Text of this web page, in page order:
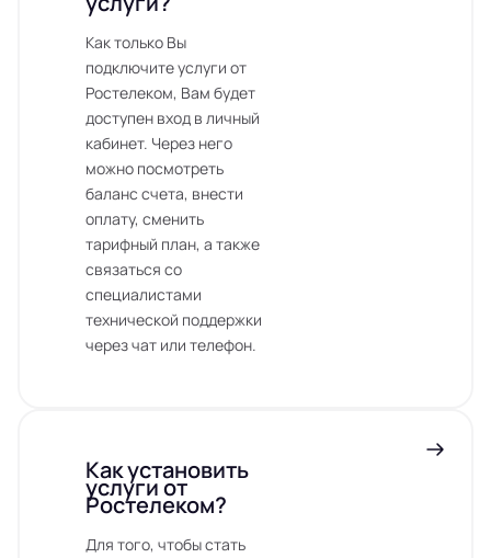
Как только Вы
подключите услуги от
Ростелеком, Вам будет
доступен вход в личный
кабинет. Через него
можно посмотреть
баланс счета, внести
оплату, сменить
тарифный план, а также
связаться со
специалистами
технической поддержки
через чат или телефон.
Как установить
услуги от
Ростелеком?
Для того, чтобы стать